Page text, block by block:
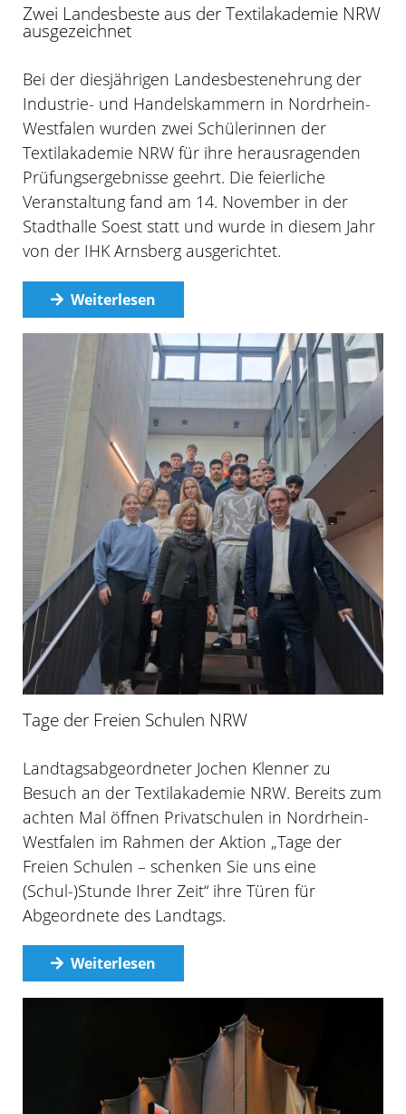
Zwei Landesbeste aus der Textilakademie NRW
ausgezeichnet
Bei der diesjährigen Landesbestenehrung der
Industrie- und Handelskammern in Nordrhein-
Westfalen wurden zwei Schülerinnen der
Textilakademie NRW für ihre herausragenden
Prüfungsergebnisse geehrt. Die feierliche
Veranstaltung fand am 14. November in der
Stadthalle Soest statt und wurde in diesem Jahr
von der IHK Arnsberg ausgerichtet.
Weiterlesen
Tage der Freien Schulen NRW
Landtagsabgeordneter Jochen Klenner zu
Besuch an der Textilakademie NRW. Bereits zum
achten Mal öffnen Privatschulen in Nordrhein-
Westfalen im Rahmen der Aktion „Tage der
Freien Schulen – schenken Sie uns eine
(Schul-)Stunde Ihrer Zeit“ ihre Türen für
Abgeordnete des Landtags.
Weiterlesen